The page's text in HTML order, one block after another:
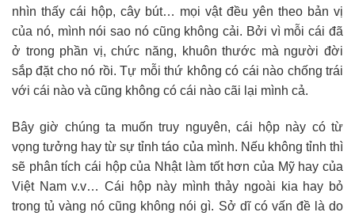
nhìn thấy cái hộp, cây bút… mọi vật đều yên theo bản vị
của nó, mình nói sao nó cũng không cải. Bởi vì mỗi cái đã
ở trong phần vị, chức năng, khuôn thước mà người đời
sắp đặt cho nó rồi. Tự mỗi thứ không có cái nào chống trái
với cái nào và cũng không có cái nào cãi lại mình cả.
Bây giờ chúng ta muốn truy nguyên, cái hộp này có từ
vọng tưởng hay từ sự tỉnh táo của mình. Nếu không tỉnh thì
sẽ phân tích cái hộp của Nhật làm tốt hơn của Mỹ hay của
Việt Nam v.v… Cái hộp này mình thảy ngoài kia hay bỏ
trong tủ vàng nó cũng không nói gì. Sở dĩ có vấn đề là do